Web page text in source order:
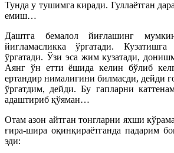
Тунда у тушимга киради. Гуллаётган
емиш…
Даштга бемалол йиғлашинг
йиғламасликка ўргатади.
ўргатади. Ўзи эса жим кузатади,
Аянг ўн етти ёшида келин бўлиб
ертандир нималигини билмасди, дейди
ўргатдим, дейди. Бу гапларни
адаштириб қўяман…
Отам азон айтган тонгларни яхши
ғира-шира оқинқираётганда падарим
эди: